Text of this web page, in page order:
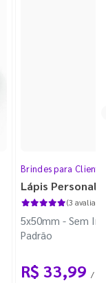
Brindes para
Lápis
(3
5x50mm - Sem
Padrão
R$ 33,99 / 10